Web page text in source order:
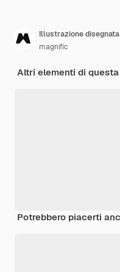
Illustrazione
magnific
Altri elementi di
Potrebbero piacerti